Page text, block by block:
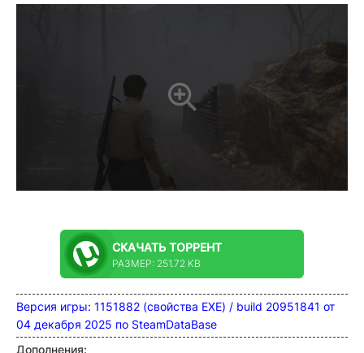
СКАЧАТЬ ТОРРЕНТ
РАЗМЕР: 251.72 KB
Версия игры: 1151882 (свойства EXE) / build 20951841 от
04 декабря 2025 по SteamDataBase
Дополнения: